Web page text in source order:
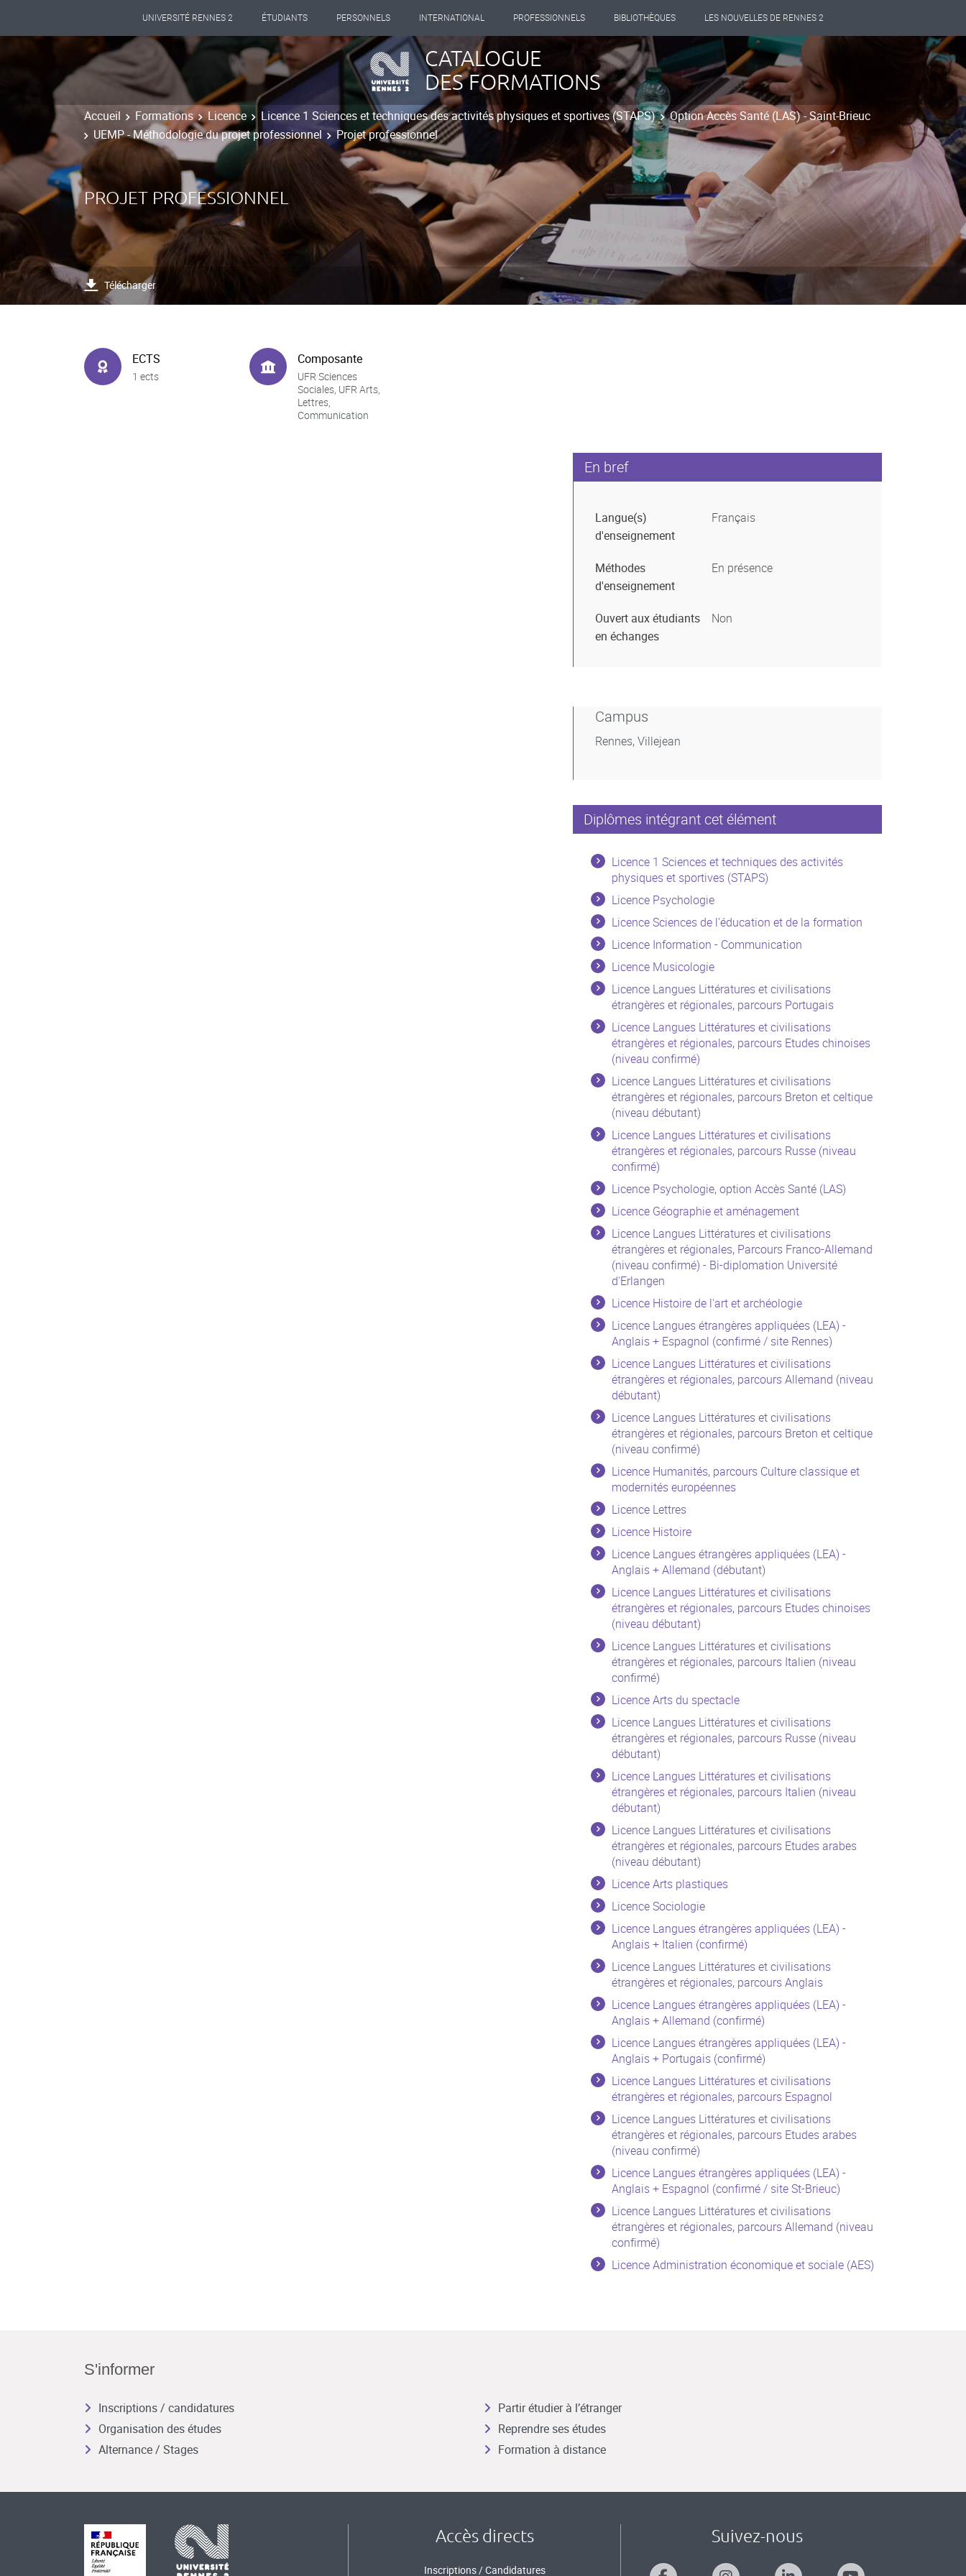
UNIVERSITÉ RENNES 2 ÉTUDIANTS PERSONNELS INTERNATIONAL PROFESSIONNELS BIBLIOTHÈQUES LES NOUVELLES DE RENNES 2
CATALOGUE
DES FORMATIONS
Accueil Formations Licence Licence 1 Sciences et techniques des activités physiques et sportives (STAPS)
Option Accès Santé (LAS) - Saint-Brieuc
UEMP - Méthodologie du projet professionnel
Projet professionnel
PROJET PROFESSIONNEL
Télécharger
ECTS
1 ects
Composante
UFR Sciences
Sociales, UFR Arts,
Lettres,
Communication
En bref
Langue(s)
d'enseignement
Français
Méthodes
d'enseignement
En présence
Ouvert aux étudiants
en échanges
Non
Campus
Rennes, Villejean
Diplômes intégrant cet élément
Licence 1 Sciences et techniques des activités
physiques et sportives (STAPS)
Licence Psychologie
Licence Sciences de l'éducation et de la formation
Licence Information - Communication
Licence Musicologie
Licence Langues Littératures et civilisations
étrangères et régionales, parcours Portugais
Licence Langues Littératures et civilisations
étrangères et régionales, parcours Etudes chinoises
(niveau confirmé)
Licence Langues Littératures et civilisations
étrangères et régionales, parcours Breton et celtique
(niveau débutant)
Licence Langues Littératures et civilisations
étrangères et régionales, parcours Russe (niveau
confirmé)
Licence Psychologie, option Accès Santé (LAS)
Licence Géographie et aménagement
Licence Langues Littératures et civilisations
étrangères et régionales, Parcours Franco-Allemand
(niveau confirmé) - Bi-diplomation Université
d'Erlangen
Licence Histoire de l'art et archéologie
Licence Langues étrangères appliquées (LEA) -
Anglais + Espagnol (confirmé / site Rennes)
Licence Langues Littératures et civilisations
étrangères et régionales, parcours Allemand (niveau
débutant)
Licence Langues Littératures et civilisations
étrangères et régionales, parcours Breton et celtique
(niveau confirmé)
Licence Humanités, parcours Culture classique et
modernités européennes
Licence Lettres
Licence Histoire
Licence Langues étrangères appliquées (LEA) -
Anglais + Allemand (débutant)
Licence Langues Littératures et civilisations
étrangères et régionales, parcours Etudes chinoises
(niveau débutant)
Licence Langues Littératures et civilisations
étrangères et régionales, parcours Italien (niveau
confirmé)
Licence Arts du spectacle
Licence Langues Littératures et civilisations
étrangères et régionales, parcours Russe (niveau
débutant)
Licence Langues Littératures et civilisations
étrangères et régionales, parcours Italien (niveau
débutant)
Licence Langues Littératures et civilisations
étrangères et régionales, parcours Etudes arabes
(niveau débutant)
Licence Arts plastiques
Licence Sociologie
Licence Langues étrangères appliquées (LEA) -
Anglais + Italien (confirmé)
Licence Langues Littératures et civilisations
étrangères et régionales, parcours Anglais
Licence Langues étrangères appliquées (LEA) -
Anglais + Allemand (confirmé)
Licence Langues étrangères appliquées (LEA) -
Anglais + Portugais (confirmé)
Licence Langues Littératures et civilisations
étrangères et régionales, parcours Espagnol
Licence Langues Littératures et civilisations
étrangères et régionales, parcours Etudes arabes
(niveau confirmé)
Licence Langues étrangères appliquées (LEA) -
Anglais + Espagnol (confirmé / site St-Brieuc)
Licence Langues Littératures et civilisations
étrangères et régionales, parcours Allemand (niveau
confirmé)
Licence Administration économique et sociale (AES)
S'informer
Inscriptions / candidatures
Organisation des études
Alternance / Stages
Partir étudier à l’étranger
Reprendre ses études
Formation à distance
Accès directs
Inscriptions / Candidatures
Suivez-nous